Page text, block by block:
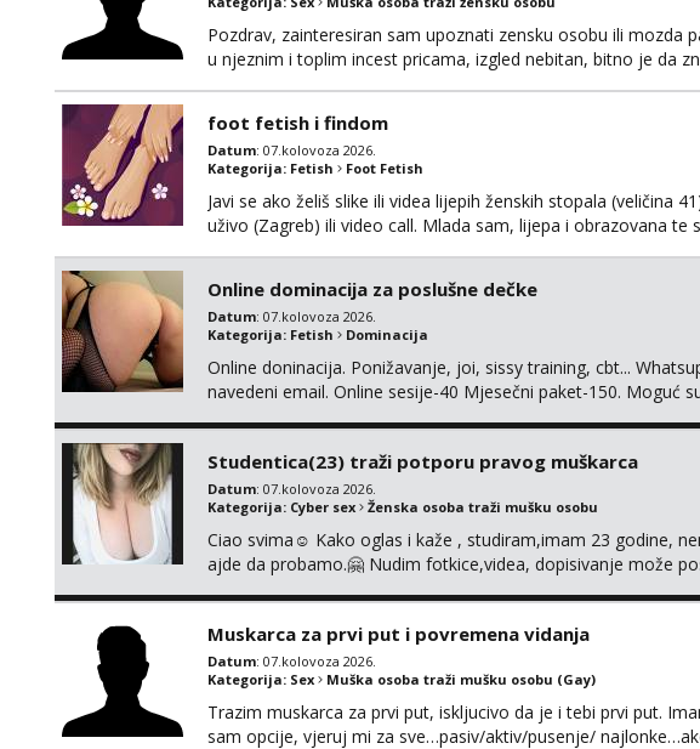
Pozdrav, zainteresiran sam upoznati zensku osobu ili mozda
u njeznim i toplim incest pricama, izgled nebitan, bitno je da
foot fetish i findom
Datum: 07.kolovoza 2026.
Kategorija: Fetish Foot Fetish
Javi se ako želiš slike ili videa lijepih ženskih stopala (veličina
uživo (Zagreb) ili video call. Mlada sam, lijepa i obrazovana
Online dominacija za poslušne dečke
Datum: 07.kolovoza 2026.
Kategorija: Fetish Dominacija
Online doninacija. Ponižavanje, joi, sissy training, cbt...
navedeni email. Online sesije-40 Mjesečni paket-150. Moguć
Studentica(23) traži potporu pravog muškarca
Datum: 07.kolovoza 2026.
Kategorija: Cyber sex Ženska osoba traži mušku osobu
Ciao svima☺️ Kako oglas i kaže , studiram,imam 23 godine,
ajde da probamo.🤗 Nudim fotkice,videa, dopisivanje može
Muskarca za prvi put i povremena vidanja
Datum: 07.kolovoza 2026.
Kategorija: Sex Muška osoba traži mušku osobu (Gay)
Trazim muskarca za prvi put, iskljucivo da je i tebi prvi put.
sam opcije, vjeruj mi za sve…pasiv/aktiv/pusenje/